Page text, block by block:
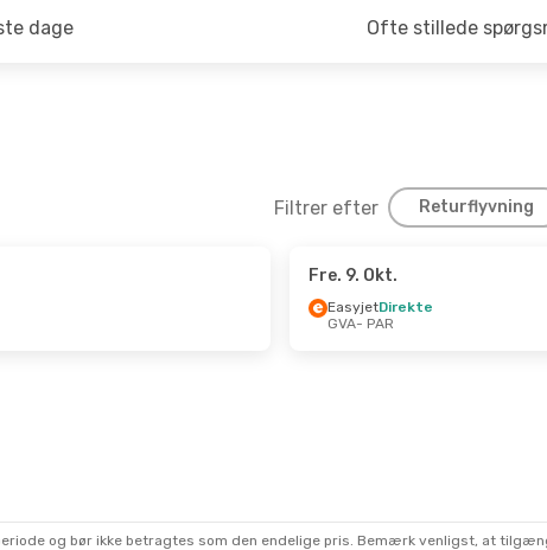
dage Ofte stillede
Filtrer efter Returflyvning
Fre. 9. Okt.
EasyjetDirekte
GVA- PAR
og bør ikke betragtes som den endelige pris. Bemærk venligst, at